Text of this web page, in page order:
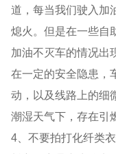
道，每当我们驶入加
熄火。但是在一些自
加油不灭车的情况出
在一定的安全隐患，
动，以及线路上的细
潮湿天气下，存在引
4、不要拍打化纤类